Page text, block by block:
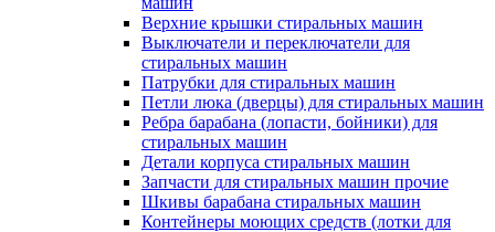
Верхние крышки стиральных машин
Выключатели и переключатели для
стиральных машин
Патрубки для стиральных машин
Петли люка (дверцы) для стиральных машин
Ребра барабана (лопасти, бойники) для
стиральных машин
Детали корпуса стиральных машин
Запчасти для стиральных машин прочие
Шкивы барабана стиральных машин
Контейнеры моющих средств (лотки для